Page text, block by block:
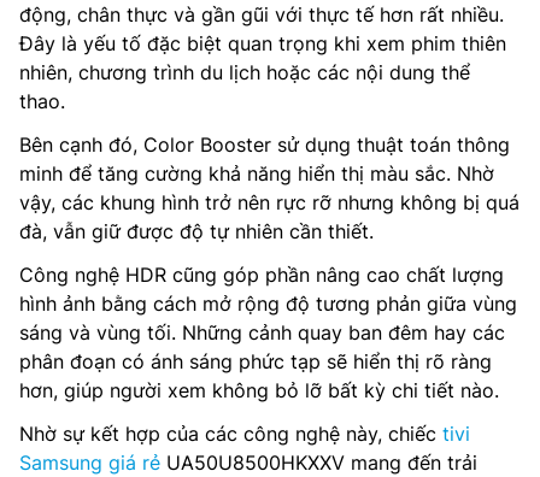
động, chân thực và gần gũi với thực tế hơn rất nhiều.
Đây là yếu tố đặc biệt quan trọng khi xem phim thiên
nhiên, chương trình du lịch hoặc các nội dung thể
thao.
Bên cạnh đó, Color Booster sử dụng thuật toán thông
minh để tăng cường khả năng hiển thị màu sắc. Nhờ
vậy, các khung hình trở nên rực rỡ nhưng không bị quá
đà, vẫn giữ được độ tự nhiên cần thiết.
Công nghệ HDR cũng góp phần nâng cao chất lượng
hình ảnh bằng cách mở rộng độ tương phản giữa vùng
sáng và vùng tối. Những cảnh quay ban đêm hay các
phân đoạn có ánh sáng phức tạp sẽ hiển thị rõ ràng
hơn, giúp người xem không bỏ lỡ bất kỳ chi tiết nào.
Nhờ sự kết hợp của các công nghệ này, chiếc tivi
Samsung giá rẻ UA50U8500HKXXV mang đến trải